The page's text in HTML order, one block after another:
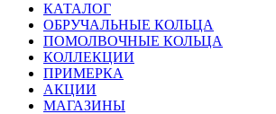
КАТАЛОГ
ОБРУЧАЛЬНЫЕ КОЛЬЦА
ПОМОЛВОЧНЫЕ КОЛЬЦА
КОЛЛЕКЦИИ
ПРИМЕРКА
АКЦИИ
МАГАЗИНЫ